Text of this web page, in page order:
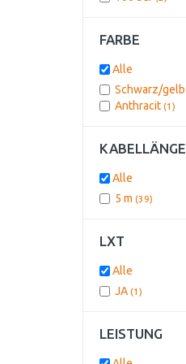
FARBE
Alle
Schwarz/gelb
Anthracit (1)
KABELLÄNGE
Alle
5 m (39)
LXT
Alle
JA (1)
LEISTUNG